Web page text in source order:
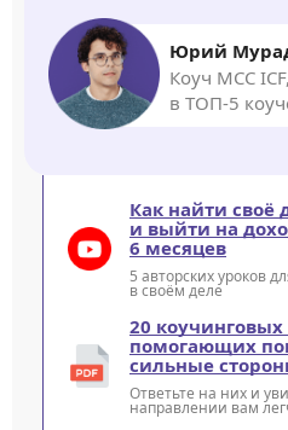
Юрий
Коуч MCC
в ТОП-5
Как найти своё
и выйти на
6 месяцев
5 авторских уроков
в своём деле
20 коучинговых
помогающих
сильные
Ответьте на них и
направлении вам